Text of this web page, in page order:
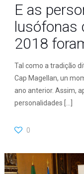
E as
lusófonas
2018
Tal como a tradição
Cap Magellan, un
ano anterior. Assim,
personalidades
0